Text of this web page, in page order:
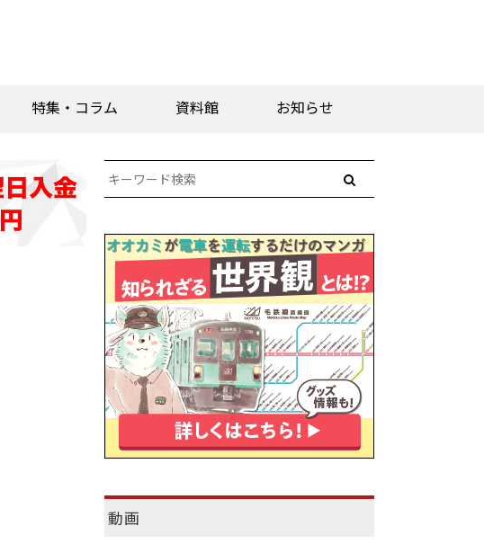
特集・コラム 資料館 お知らせ
動画